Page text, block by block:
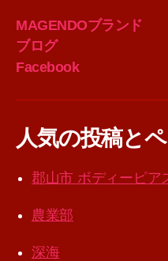
MAGENDOブランド
ブログ
Facebook
人気の投稿と
郡山市 ボディーピア
農業部
深海